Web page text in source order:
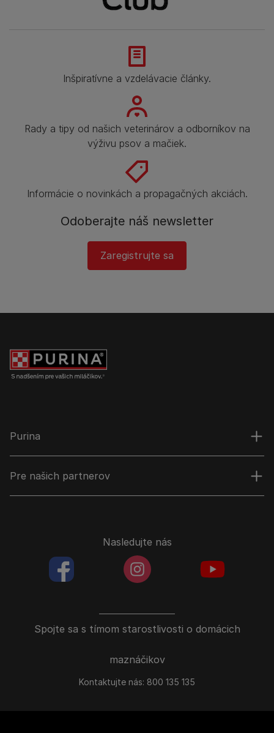
Inšpiratívne a vzdelávacie články.
Rady a tipy od našich veterinárov a odborníkov na
výživu psov a mačiek.
Informácie o novinkách a propagačných akciách.
Odoberajte náš newsletter
Zaregistrujte sa
Purina
Pre našich partnerov
Spojte sa s tímom starostlivosti o domácich
maznáčikov
Kontaktujte nás: 800 135 135
Nasledujte nás
facebookColoredinstagramColored